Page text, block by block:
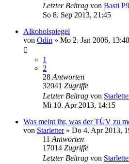
Letzter Beitrag von Basti P9
So 8. Sep 2013, 21:45
Alkoholspiegel
von Odin » Mo 2. Jan 2006, 13:48
1
2
28 Antworten
32041 Zugriffe
Letzter Beitrag von
Mi 10. Apr 2013, 14:15
Was meint ihr, was der TÜV zu
von Starletter» Do 4. Apr 2013,
11 Antworten
17014 Zugriffe
Letzter Beitrag von